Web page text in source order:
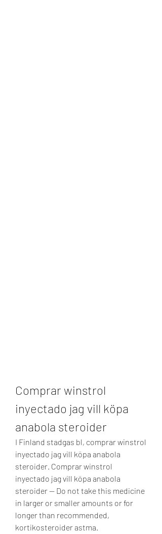
Comprar winstrol
inyectado jag vill köpa
anabola steroider
I Finland stadgas bl, comprar winstrol
inyectado jag vill köpa anabola
steroider. Comprar winstrol
inyectado jag vill köpa anabola
steroider — Do not take this medicine
in larger or smaller amounts or for
longer than recommended,
kortikosteroider astma.